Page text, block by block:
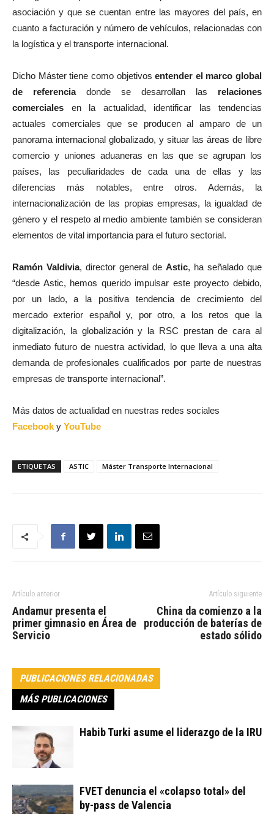
asociación y que se cuentan entre las mayores del país, en
cuanto a facturación y número de vehículos, relacionadas con
la logística y el transporte internacional.
Dicho Máster tiene como objetivosentender el marco global
de referenciadonde se desarrollan las relaciones
comerciales en la actualidad, identificar las tendencias
actuales comerciales que se producen al amparo de un
panorama internacional globalizado, y situar las áreas de libre
comercio y uniones aduaneras en las que se agrupan los
países, las peculiaridades de cada una de ellas y las
diferencias más notables, entre otros. Además, la
internacionalización de las propias empresas, la igualdad de
género y el respeto al medio ambiente también se consideran
elementos de vital importancia para el futuro sectorial.
Ramón Valdivia, director general de Astic, ha señalado que
“desde Astic, hemos querido impulsar este proyecto debido,
por un lado, a la positiva tendencia de crecimiento del
mercado exterior español y, por otro, a los retos que la
digitalización, la globalización y la RSC prestan de cara al
inmediato futuro de nuestra actividad, lo que lleva a una alta
demanda de profesionales cualificados por parte de nuestras
empresas de transporte internacional”.
Más datos de actualidad en nuestras redes sociales
Facebook y YouTube
ETIQUETAS ASTIC Máster Transporte Internacional
Artículo anterior
Andamur presenta el
primer gimnasio en Área de
Servicio
Artículo siguiente
China da comienzo a la
producción de baterías de
estado sólido
PUBLICACIONES RELACIONADAS
MÁS PUBLICACIONES
Habib Turki asume el liderazgo de la IRU
FVET denuncia el «colapso total» del
by-pass de Valencia